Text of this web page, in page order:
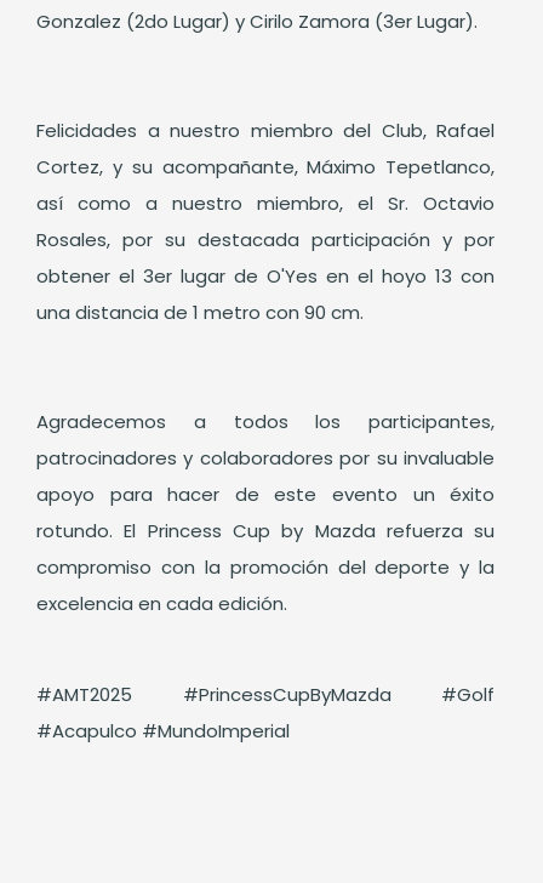
Gonzalez (2do Lugar) y Cirilo Zamora (3er Lugar).
Felicidades a nuestro miembro del Club, Rafael
Cortez, y su acompañante, Máximo Tepetlanco,
así como a nuestro miembro, el Sr. Octavio
Rosales, por su destacada participación y por
obtener el 3er lugar de O'Yes en el hoyo 13 con
una distancia de 1 metro con 90 cm.
Agradecemos a todos los participantes,
patrocinadores y colaboradores por su invaluable
apoyo para hacer de este evento un éxito
rotundo. El Princess Cup by Mazda refuerza su
compromiso con la promoción del deporte y la
excelencia en cada edición.
#AMT2025 #PrincessCupByMazda #Golf
#Acapulco #MundoImperial